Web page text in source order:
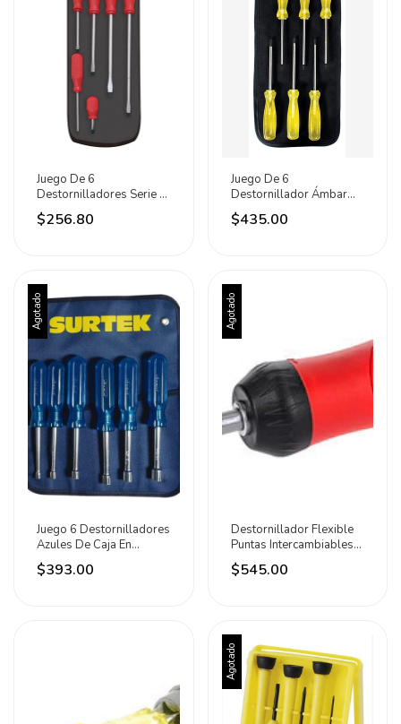
Juego De 6
Destornilladores Serie R
Combinado Urrea
$256.80
Juego De 6
Destornillador Ámbar
Punta Torx T10-t30
Urrea
$435.00
Agotado
Juego 6 Destornilladores
Azules De Caja En
Pulgadas Surtek
$393.00
Agotado
Destornillador Flexible
Puntas Intercambiables
7en1 Urrea
$545.00
Agotado